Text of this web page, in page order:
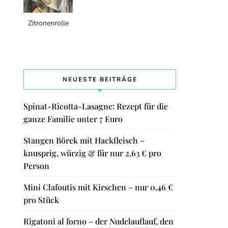
Zitronenrolle
NEUESTE BEITRÄGE
Spinat-Ricotta-Lasagne: Rezept für die
ganze Familie unter 7 Euro
Stangen Börek mit Hackfleisch –
knusprig, würzig & für nur 2,63 € pro
Person
Mini Clafoutis mit Kirschen – nur 0,46 €
pro Stück
Rigatoni al forno – der Nudelauflauf, den